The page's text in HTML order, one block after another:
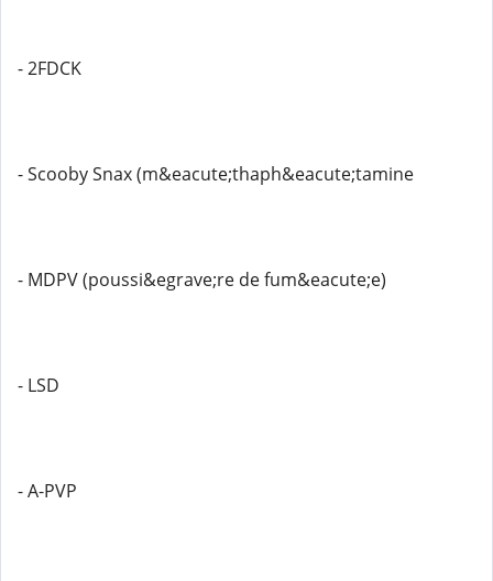
- 2FDCK
- Scooby Snax (m&eacute;thaph&eacute;tamine
- MDPV (poussi&egrave;re de fum&eacute;e)
- LSD
- A-PVP